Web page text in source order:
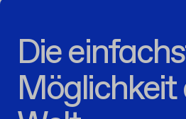
Die
Möglichkeit